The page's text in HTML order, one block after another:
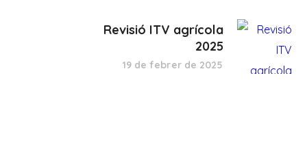
Revisió ITV agrícola
2025
19 de febrer de 2025